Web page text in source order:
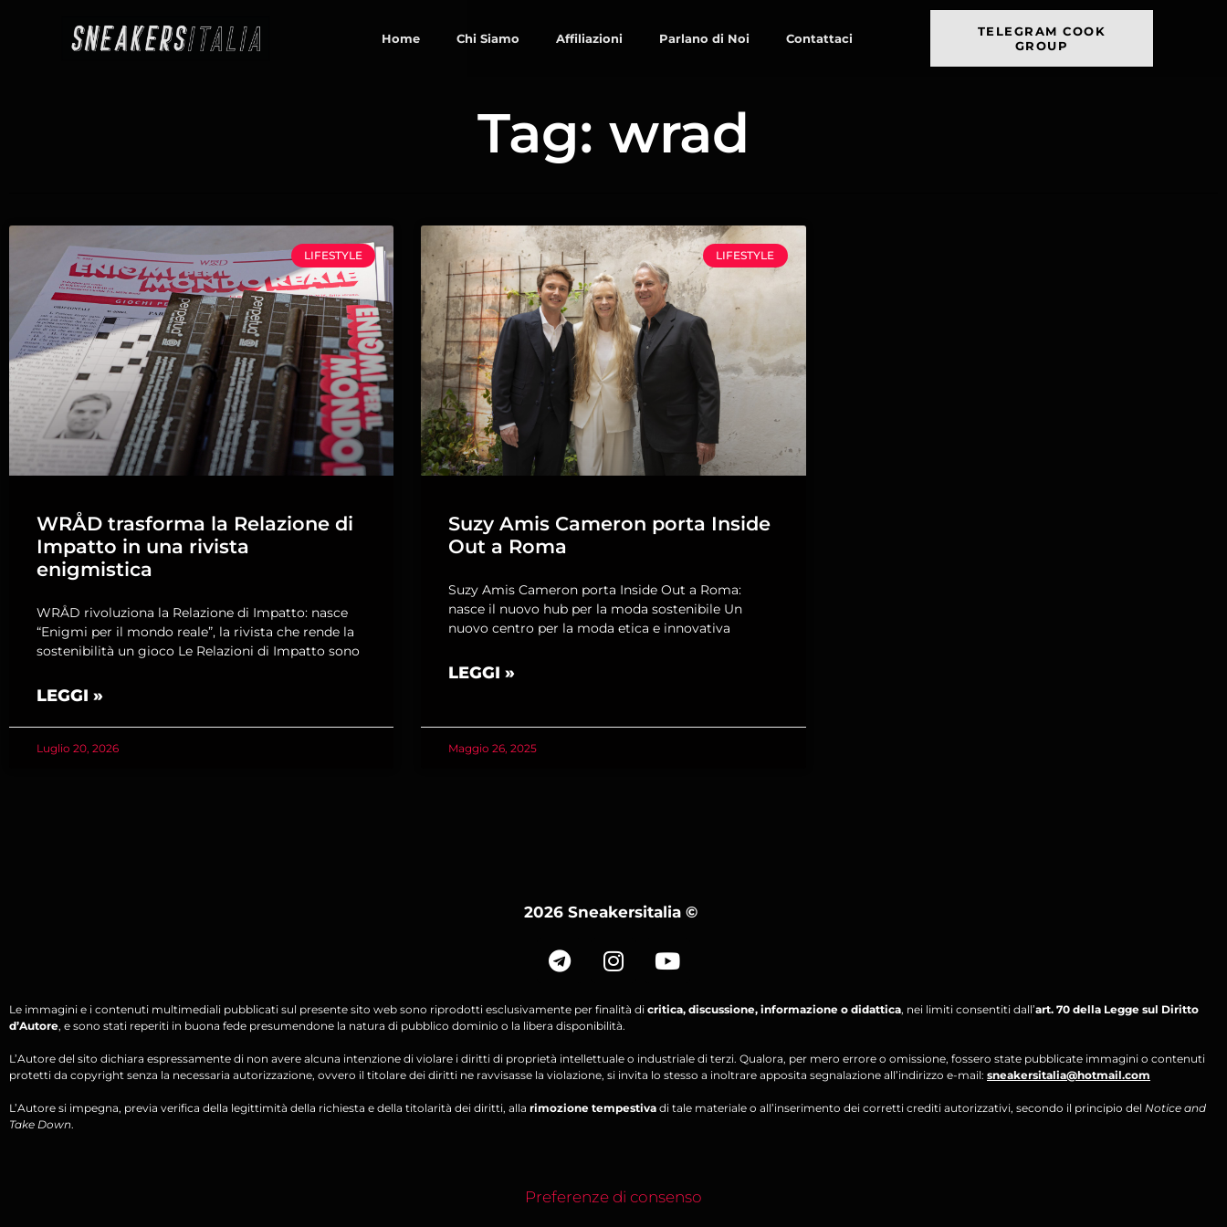
Home Chi Siamo Affiliazioni Parlano di Noi Contattaci
TELEGRAM COOK
GROUP
Tag: wrad
LIFESTYLE
WRÅD trasforma la Relazione di
Impatto in una rivista
enigmistica
WRÅD rivoluziona la Relazione di Impatto: nasce
“Enigmi per il mondo reale”, la rivista che rende la
sostenibilità un gioco Le Relazioni di Impatto sono
LEGGI »
Luglio 20, 2026
LIFESTYLE
Suzy Amis Cameron porta Inside
Out a Roma
Suzy Amis Cameron porta Inside Out a Roma:
nasce il nuovo hub per la moda sostenibile Un
nuovo centro per la moda etica e innovativa
LEGGI »
Maggio 26, 2025
2026 Sneakersitalia©
Le immagini e i contenuti multimediali pubblicati sul presente sito web sono riprodotti esclusivamente per finalità di critica, discussione, informazione o didattica, nei limiti consentiti dall’art. 70 della Legge sul Diritto
d’Autore, e sono stati reperiti in buona fede presumendone la natura di pubblico dominio o la libera disponibilità.
L’Autore del sito dichiara espressamente di non avere alcuna intenzione di violare i diritti di proprietà intellettuale o industriale di terzi. Qualora, per mero errore o omissione, fossero state pubblicate immagini o contenuti
protetti da copyright senza la necessaria autorizzazione, ovvero il titolare dei diritti ne ravvisasse la violazione, si invita lo stesso a inoltrare apposita segnalazione all’indirizzo e-mail: sneakersitalia@hotmail.com
L’Autore si impegna, previa verifica della legittimità della richiesta e della titolarità dei diritti, alla rimozione tempestiva di tale materiale o all’inserimento dei corretti crediti autorizzativi, secondo il principio del Notice and
Take Down.
Preferenze di consenso